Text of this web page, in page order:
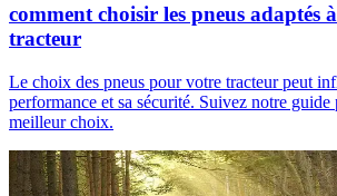
comment choisir les pneus adaptés
tracteur
Le choix des pneus pour votre tracteur peut
performance et sa sécurité. Suivez notre
meilleur choix.